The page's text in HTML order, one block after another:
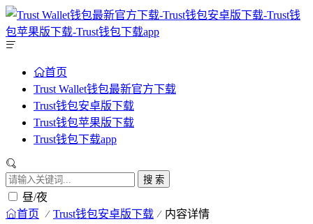
首页
Trust Wallet钱包最新官方下载
Trust钱包安卓版下载
Trust钱包苹果版下载
Trust钱包下载app
搜 索
昼/夜
首页 Trust钱包安卓版下载 内容详情